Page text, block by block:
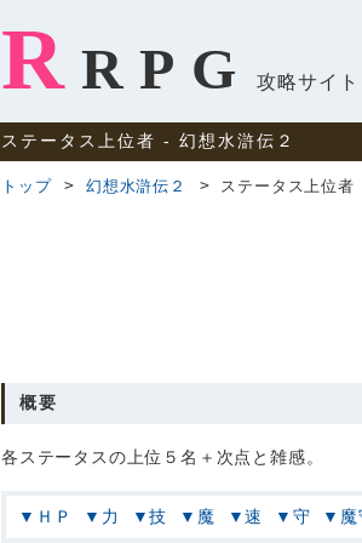
R RPG 攻略サイト
ステータス上位者 ‐ 幻想水滸伝２
トップ 幻想水滸伝２ ステータス上位者
概要
各ステータスの上位５名＋次点と雑感。
ＨＰ 力 技 魔 速 守 魔